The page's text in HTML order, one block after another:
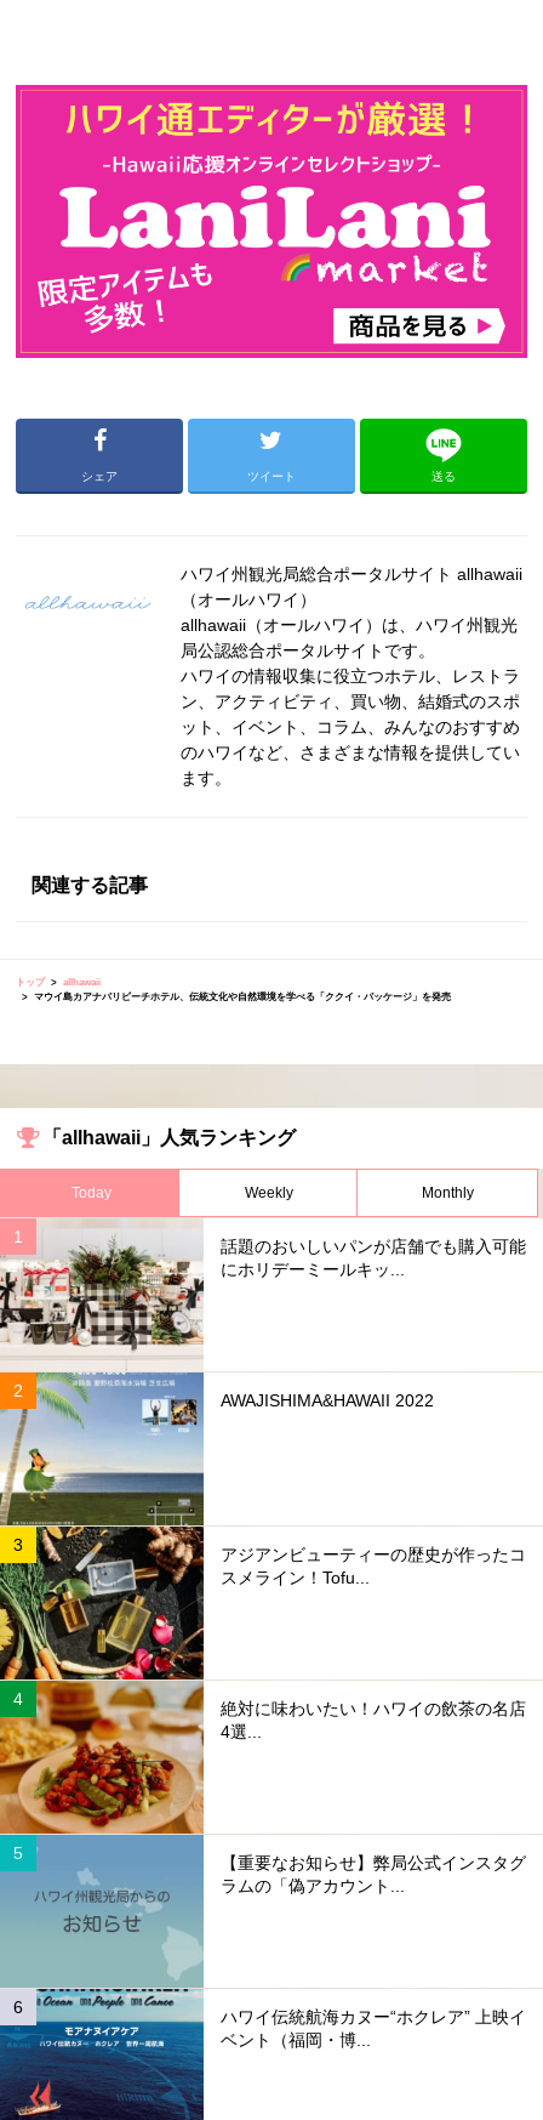
シェア ツイート 送る
ハワイ州観光局総合ポータルサイト allhawaii
（オールハワイ）
allhawaii（オールハワイ）は、ハワイ州観光
局公認総合ポータルサイトです。
ハワイの情報収集に役立つホテル、レストラ
ン、アクティビティ、買い物、結婚式のスポ
ット、イベント、コラム、みんなのおすすめ
のハワイなど、さまざまな情報を提供してい
ます。
関連する記事
トップ
allhawaii
マウイ島カアナパリビーチホテル、伝統文化や自然環境を学べる「ククイ・パッケージ」を発売
「allhawaii」人気ランキング
Today Weekly Monthly
話題のおいしいパンが店舗でも購入可能
にホリデーミールキッ...
AWAJISHIMA&HAWAII 2022
アジアンビューティーの歴史が作ったコ
スメライン！Tofu...
絶対に味わいたい！ハワイの飲茶の名店
4選...
【重要なお知らせ】弊局公式インスタグ
ラムの「偽アカウント...
ハワイ伝統航海カヌー“ホクレア” 上映イ
ベント（福岡・博...